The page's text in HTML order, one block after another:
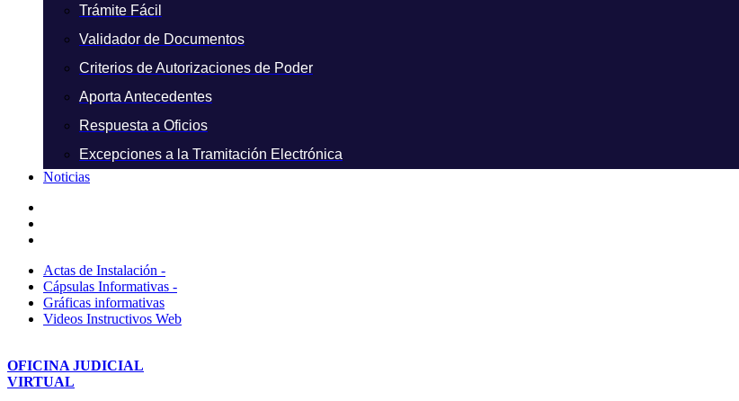
Trámite Fácil
Validador de Documentos
Criterios de Autorizaciones de Poder
Aporta Antecedentes
Respuesta a Oficios
Excepciones a la Tramitación Electrónica
Noticias
Actas de Instalación -
Cápsulas Informativas -
Gráficas informativas
Videos Instructivos Web
OFICINA JUDICIAL
VIRTUAL